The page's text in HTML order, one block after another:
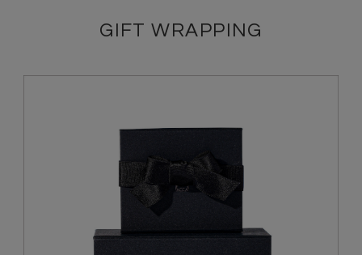
GIFT WRAPPING